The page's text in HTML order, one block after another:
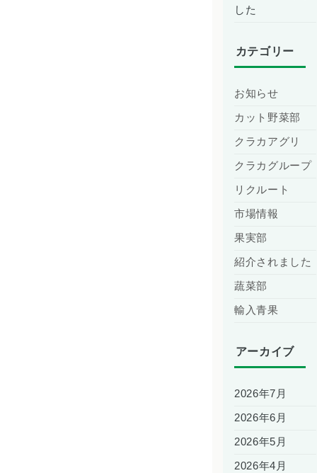
した
カテゴリー
お知らせ
カット野菜部
クラカアグリ
クラカグループ
リクルート
市場情報
果実部
紹介されました
蔬菜部
輸入青果
アーカイブ
2026年7月
2026年6月
2026年5月
2026年4月